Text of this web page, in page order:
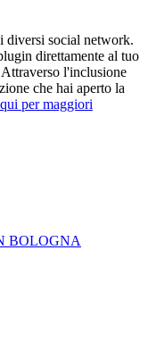
diversi social network.
direttamente al tuo
l'inclusione
che hai aperto la
per maggiori
BOLOGNA